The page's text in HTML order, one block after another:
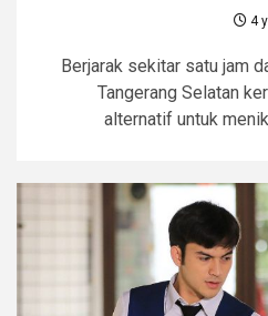
4
Berjarak sekitar satu jam
Tangerang Selatan
alternatif untuk